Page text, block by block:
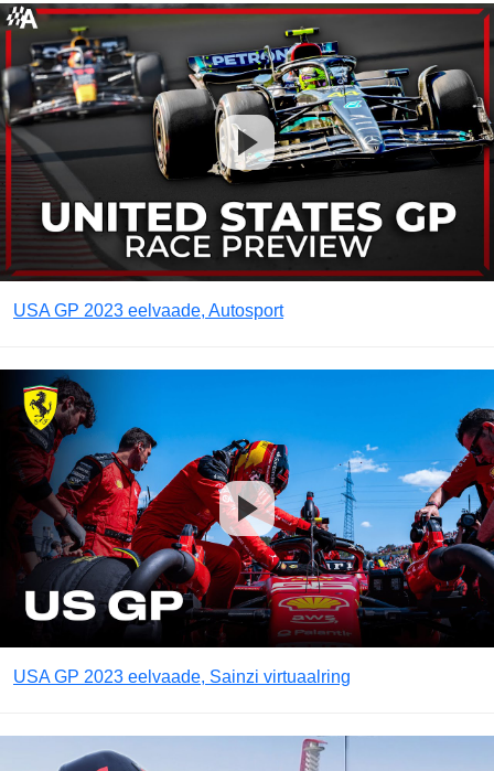
USA GP 2023 eelvaade, Autosport
USA GP 2023 eelvaade, Sainzi virtuaalring